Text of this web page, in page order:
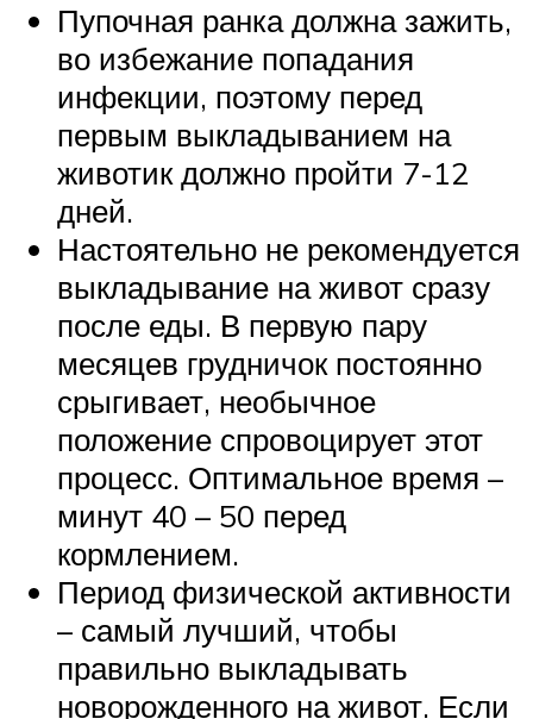
Пупочная ранка должна зажить,
во избежание попадания
инфекции, поэтому перед
первым выкладыванием на
животик должно пройти 7-12
дней.
Настоятельно не рекомендуется
выкладывание на живот сразу
после еды. В первую пару
месяцев грудничок постоянно
срыгивает, необычное
положение спровоцирует этот
процесс. Оптимальное время –
минут 40 – 50 перед
кормлением.
Период физической активности
– самый лучший, чтобы
правильно выкладывать
новорожденного на живот. Если